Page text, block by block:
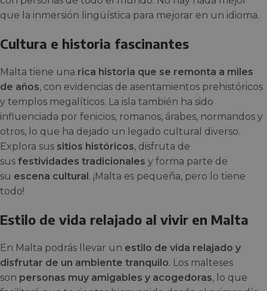
que la inmersión lingüística para mejorar en un idioma.
Cultura e historia fascinantes
Malta tiene una rica historia que se remonta a miles
de años, con evidencias de asentamientos prehistóricos
y templos megalíticos. La isla también ha sido
influenciada por fenicios, romanos, árabes, normandos y
otros, lo que ha dejado un legado cultural diverso.
Explora sus sitios históricos, disfruta de
sus festividades tradicionales y forma parte de
su escena cultural. ¡Malta es pequeña, pero lo tiene
todo!
Estilo de vida relajado al vivir en Malta
En Malta podrás llevar un estilo de vida relajado y
disfrutar de un ambiente tranquilo. Los malteses
son personas muy amigables y acogedoras, lo que